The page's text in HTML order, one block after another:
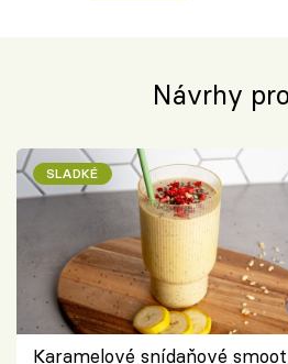
Návrhy
SLADKÉ
Karamelové snídaňové